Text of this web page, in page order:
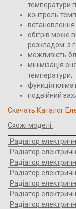
температури
контроль
встановлення
обігрів може
розкладом: з
можливість
мінімізація
температури;
функція
подвійний
Cкачать Каталог
Схожі моделі:
Радіатор
Радіатор
Радіатор
Радіатор
Радіатор
Радіатор
Радіатор